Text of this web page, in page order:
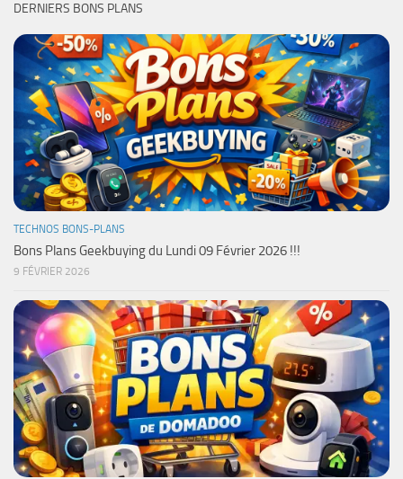
DERNIERS BONS PLANS
TECHNOS BONS-PLANS
Bons Plans Geekbuying du Lundi 09 Février 2026 !!!
9 FÉVRIER 2026